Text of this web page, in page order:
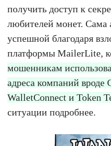
получить доступ к
любителей монет. Сама
успешной благодаря
платформы MailerLite,
мошенникам
адреса компаний вроде
WalletConnect и Token
ситуации подробнее.